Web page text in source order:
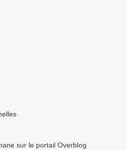
sur le portail Overblog